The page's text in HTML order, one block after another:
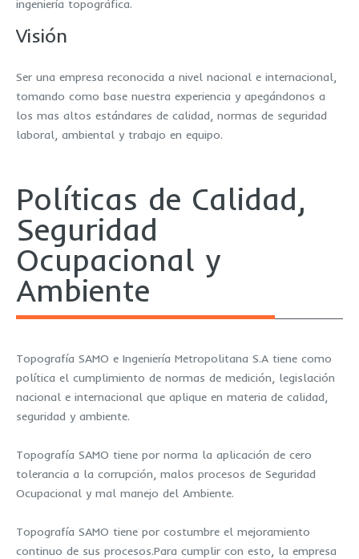
ingeniería topográfica.
Visión
Ser una empresa reconocida a nivel nacional e internacional,
tomando como base nuestra experiencia y apegándonos a
los mas altos estándares de calidad, normas de seguridad
laboral, ambiental y trabajo en equipo.
Políticas de Calidad,
Seguridad
Ocupacional y
Ambiente
Topografía SAMO e Ingeniería Metropolitana S.A tiene como
política el cumplimiento de normas de medición, legislación
nacional e internacional que aplique en materia de calidad,
seguridad y ambiente.
Topografía SAMO tiene por norma la aplicación de cero
tolerancia a la corrupción, malos procesos de Seguridad
Ocupacional y mal manejo del Ambiente.
Topografía SAMO tiene por costumbre el mejoramiento
continuo de sus procesos.Para cumplir con esto, la empresa